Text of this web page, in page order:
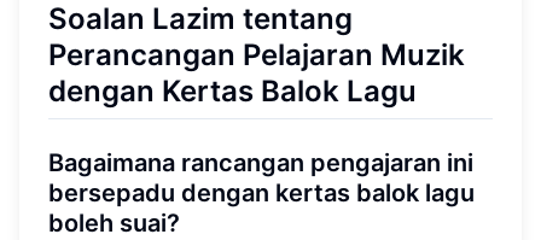
Soalan Lazim tentang
Perancangan Pelajaran Muzik
dengan Kertas Balok Lagu
Bagaimana rancangan pengajaran ini
bersepadu dengan kertas balok lagu
boleh suai?